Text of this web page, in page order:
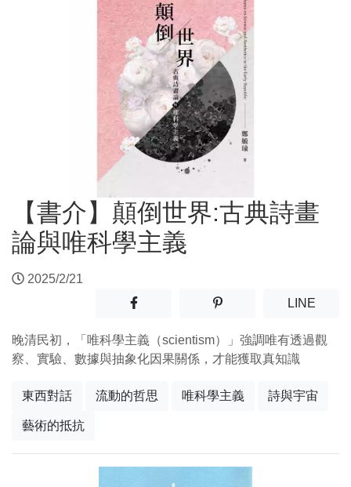
【書介】顛倒世界:古典詩畫
論與唯科學主義
2025/2/21
分享至facebook(另開新視窗)
分享至噗浪(另開新視窗)
LINE(另開
晚清民初，「唯科學主義（scientism）」強調唯有透過觀
察、實驗、數據與抽象化因果關係，才能獲取真知識
東西對話 流動的哲思 唯科學主義 詩與宇宙
藝術的抵抗